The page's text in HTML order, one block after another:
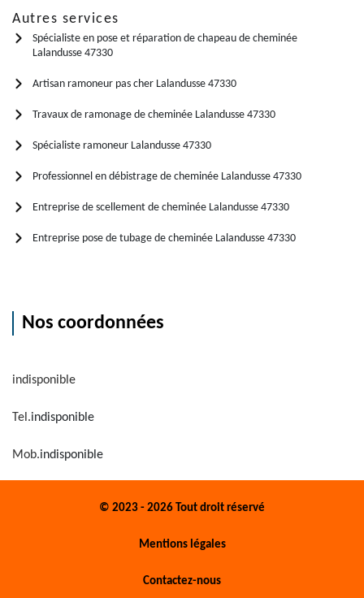
Autres services
Spécialiste en pose et réparation de chapeau de cheminée
Lalandusse 47330
Artisan ramoneur pas cher Lalandusse 47330
Travaux de ramonage de cheminée Lalandusse 47330
Spécialiste ramoneur Lalandusse 47330
Professionnel en débistrage de cheminée Lalandusse 47330
Entreprise de scellement de cheminée Lalandusse 47330
Entreprise pose de tubage de cheminée Lalandusse 47330
Nos coordonnées
indisponible
Tel.indisponible
Mob.indisponible
© 2023 - 2026 Tout droit réservé
Mentions légales
Contactez-nous